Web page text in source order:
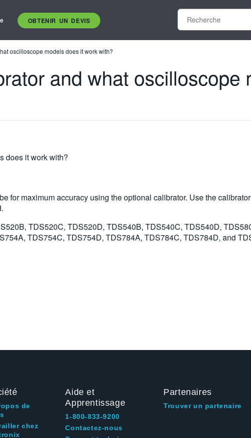
OBTENIR UN DEVIS
oscilloscope models does it work with?
and what oscilloscope
does it work with?
for maximum accuracy using the optional calibrator. Use the
TDS520C, TDS520D, TDS540B, TDS540C, TDS540D,
TDS754C, TDS754D, TDS784A, TDS784C, TDS784D, and
de
chez
Aide et
Apprentissage
1-800-833-9200
Contactez-nous
Partenaires
Trouver un partenaire